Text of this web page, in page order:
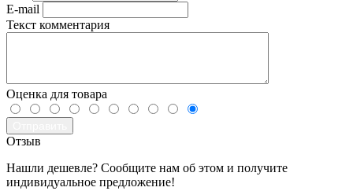
E-mail
Текст комментария
Оценка для товара
Отзыв
Нашли дешевле? Сообщите нам об этом и получите
индивидуальное предложение!